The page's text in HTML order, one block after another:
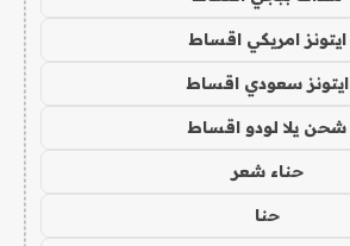
ايتونز امريكي اقساط
ايتونز سعودي اقساط
شحن يلا لودو اقساط
حناء شعر
حنا